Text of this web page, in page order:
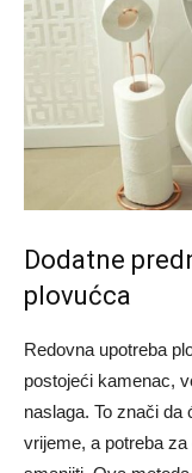
Dodatne
plovućca
Redovna upotreba
postojeći kamenac,
naslaga. To znači
vrijeme, a potreba